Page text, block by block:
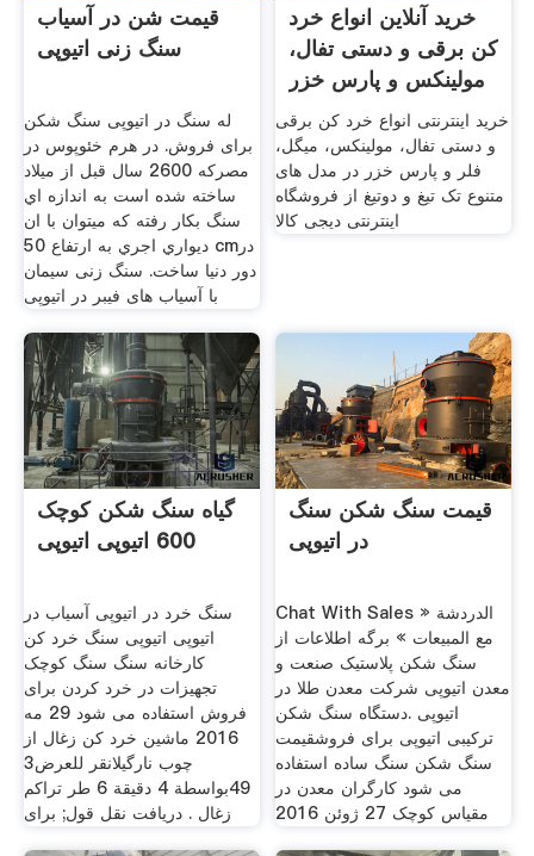
قیمت شن در آسیاب
سنگ زنی اتیوپی
له سنگ در اتیوپی سنگ شکن
برای فروش. در هرم خئوپوس در
مصركه 2600 سال قبل از ميلاد
ساخته شده است به اندازه اي
سنگ بكار رفته كه ميتوان با ان
ديواري اجري به ارتفاع 50 cmدر
دور دنيا ساخت. سنگ زنی سیمان
با آسیاب های فیبر در اتیوپی
خرید آنلاین انواع خرد
کن برقی و دستی تفال،
مولینکس و پارس خزر
خرید اینترنتی انواع خرد کن برقی
و دستی تفال، مولینکس، میگل،
فلر و پارس خزر در مدل های
متنوع تک تیغ و دوتیغ از فروشگاه
اینترنتی دیجی کالا
گیاه سنگ شکن کوچک
600 اتیوپی اتیوپی
سنگ خرد در اتیوپی آسیاب در
اتیوپی اتیوپی سنگ خرد کن
کارخانه سنگ سنگ کوچک
تجهیزات در خرد کردن برای
فروش استفاده می شود 29 مه
2016 ماشین خرد کن زغال از
چوب نارگیلانقر للعرض3
49بواسطة 4 دقيقة 6 طر تراکم
زغال . دریافت نقل قول; برای
قیمت سنگ شکن سنگ
در اتیوپی
Chat With Sales » الدردشة
مع المبيعات » برگه اطلاعات از
سنگ شکن پلاستیک صنعت و
معدن اتیوپی شرکت معدن طلا در
اتیوپی .دستگاه سنگ شکن
ترکیبی اتیوپی برای فروشقیمت
سنگ شکن سنگ ساده استفاده
می شود کارگران معدن در
مقیاس کوچک 27 ژوئن 2016